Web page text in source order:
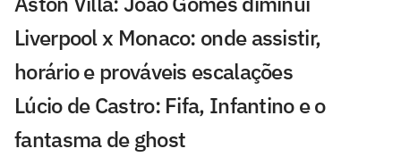
Liverpool x Monaco: onde assistir,
horário e prováveis escalações
Lúcio de Castro: Fifa, Infantino e o
fantasma de ghost